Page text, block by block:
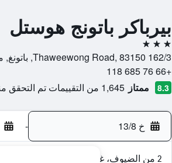
بيرباكر باتونج هوستل
3 نجوم
162/3 Thaweewong Road, 83150, باتونغ, مقاطعة بوكيت, تايلاند
+66 76 685 118
8.3 ممتاز 1,645 من التقييمات تم التحقق منها
خ 13/8 -
2 من الضيوف، غرفة واحدة